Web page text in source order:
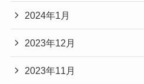
2024年1月
2023年12月
2023年11月